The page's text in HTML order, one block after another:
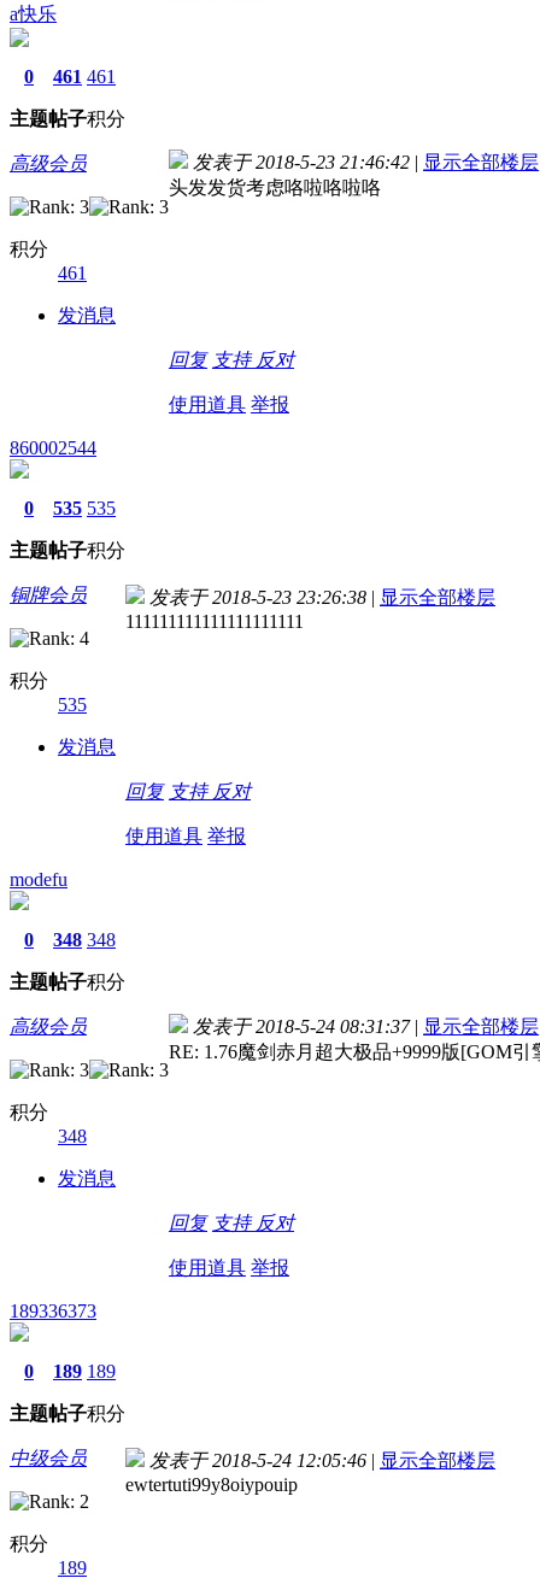
a快乐
0
主题
461
帖子
461
积分
高级会员
积分
461
发消息
发表于 2018-5-23 21:46:42 | 显示全部楼层
头发发货考虑咯啦咯啦咯
回复 支持 反对
使用道具 举报
860002544
0
主题
535
帖子
535
积分
铜牌会员
积分
535
发消息
发表于 2018-5-23 23:26:38 | 显示全部楼层
111111111111111111111
回复 支持 反对
使用道具 举报
modefu
0
主题
348
帖子
348
积分
高级会员
积分
348
发消息
发表于 2018-5-24 08:31:37 | 显示全部楼层
RE: 1.76魔剑赤月超大极品+9999版[GOM引
回复 支持 反对
使用道具 举报
189336373
0
主题
189
帖子
189
积分
中级会员
积分
189
发表于 2018-5-24 12:05:46 | 显示全部楼层
ewtertuti99y8oiypouip